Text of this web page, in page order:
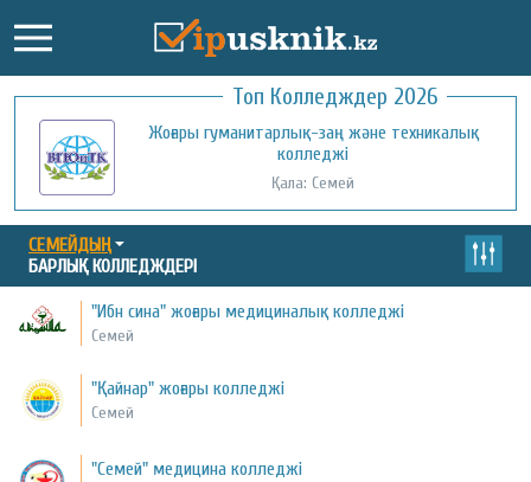
Топ Колледждер 2026
Жоғары гуманитарлық-заң және техникалық
колледжі
Қала: Семей
Әл-Фараби атындағы қазақ ұлттық
университетінің колледжі
Қала: Алматы
СЕМЕЙДЫҢ
БАРЛЫҚ КОЛЛЕДЖДЕРІ
"Ибн сина" жоғары медициналық колледжі
Семей
"Қайнар" жоғары колледжі
Семей
"Семей" медицина колледжі